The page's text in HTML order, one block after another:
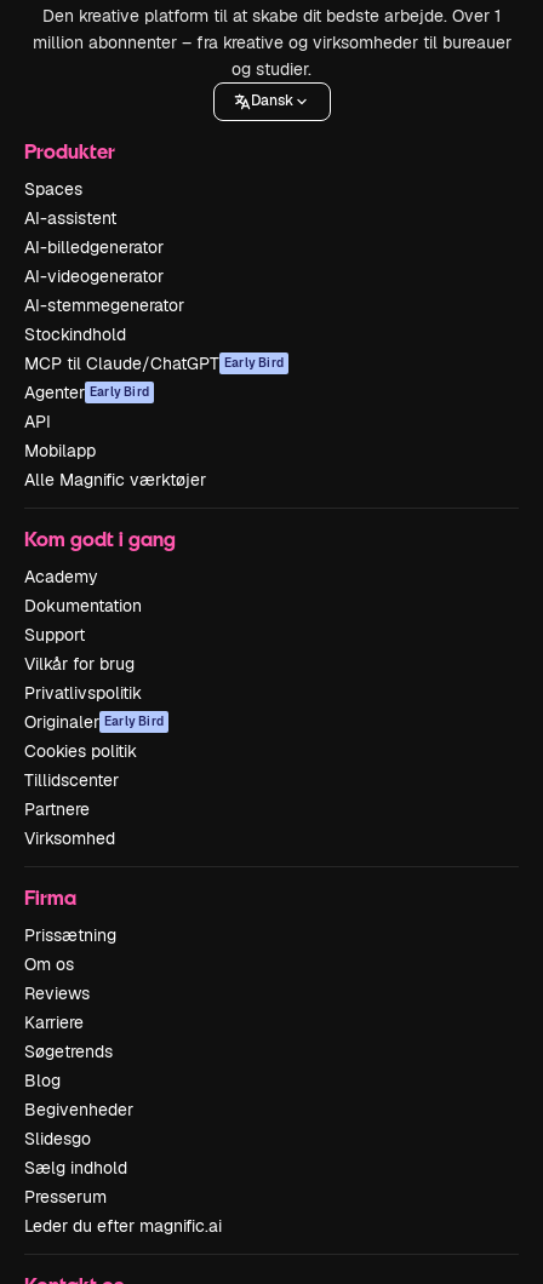
Den kreative platform til at skabe dit bedste arbejde. Over 1
million abonnenter – fra kreative og virksomheder til bureauer
og studier.
Dansk
Produkter
Spaces
AI-assistent
AI-billedgenerator
AI-videogenerator
AI-stemmegenerator
Stockindhold
MCP til Claude/ChatGPT Early Bird
Agenter Early Bird
API
Mobilapp
Alle Magnific værktøjer
Kom godt i gang
Academy
Dokumentation
Support
Vilkår for brug
Privatlivspolitik
Originaler Early Bird
Cookies politik
Tillidscenter
Partnere
Virksomhed
Firma
Prissætning
Om os
Reviews
Karriere
Søgetrends
Blog
Begivenheder
Slidesgo
Sælg indhold
Presserum
Leder du efter magnific.ai